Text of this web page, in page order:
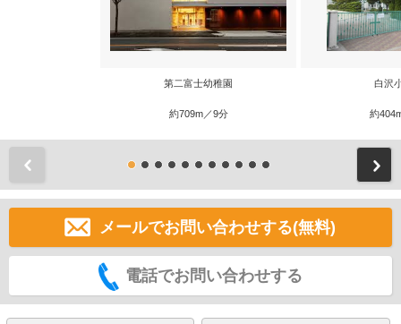
第二富士幼稚園
約709m／9分
白沢
約
メールでお問い合わせする(無料)
電話でお問い合わせする